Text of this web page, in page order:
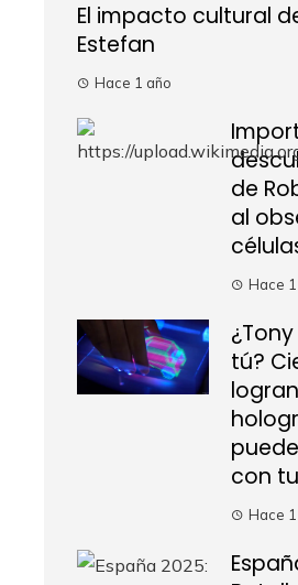
El impacto cultural
Estefan
Hace 1 año
de
al
Hace
tú?
con
Hace